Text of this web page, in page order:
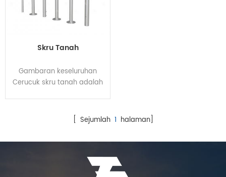
Skru Tanah
Gambaran keseluruhan
Cerucuk skru tanah adalah
kelebihan keunggulan yang
yang dipatenkan disru ke
[ Sejumlah 1 halaman]